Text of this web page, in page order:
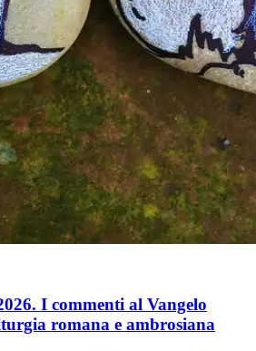
I commenti al Vangelo
romana e ambrosiana